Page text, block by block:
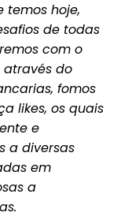
temos hoje,
de todas
com o
do
fomos
likes, os quais
e
a diversas
em
a